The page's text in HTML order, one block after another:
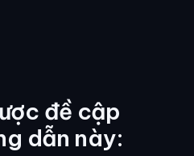
đề cập
dẫn này: